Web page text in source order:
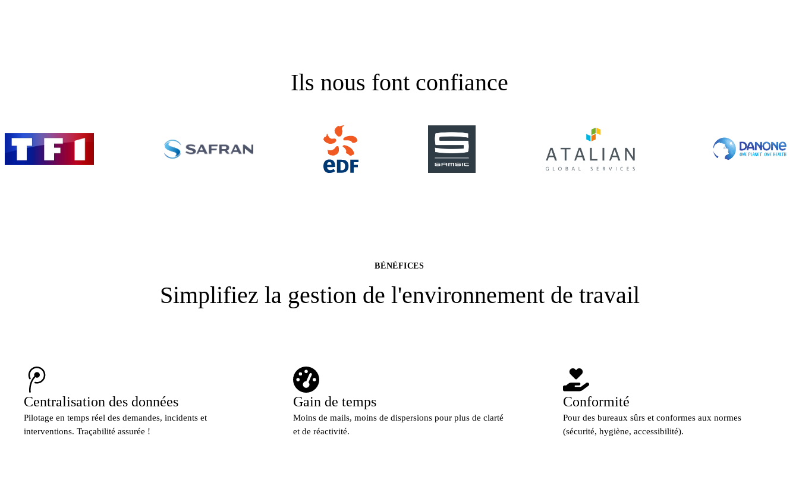
Ils nous font confiance
BÉNÉFICES
Simplifiez la gestion de l'environnement de travail
Centralisation des données
Pilotage en temps réel des demandes, incidents et
interventions. Traçabilité assurée !
Gain de temps
Moins de mails, moins de dispersions pour plus de clarté
et de réactivité.
Conformité
Pour des bureaux sûrs et conformes aux normes
(sécurité, hygiène, accessibilité).